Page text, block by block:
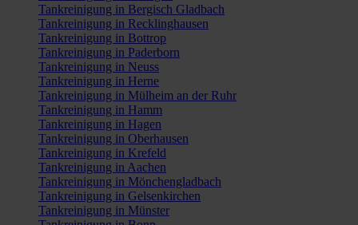
Tankreinigung in Bergisch Gladbach
Tankreinigung in Recklinghausen
Tankreinigung in Bottrop
Tankreinigung in Paderborn
Tankreinigung in Neuss
Tankreinigung in Herne
Tankreinigung in Mülheim an der Ruhr
Tankreinigung in Hamm
Tankreinigung in Hagen
Tankreinigung in Oberhausen
Tankreinigung in Krefeld
Tankreinigung in Aachen
Tankreinigung in Mönchengladbach
Tankreinigung in Gelsenkirchen
Tankreinigung in Münster